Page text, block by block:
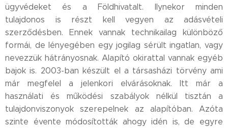
ügyvédeket és a Földhivatalt. Ilynekor minden
tulajdonos is részt kell vegyen az adásvételi
szerződésben. Ennek vannak technikailag különböző
formái, de lényegében egy jogilag sérült ingatlan, vagy
nevezzük hátrányosnak. Alapító okirattal vannak egyéb
bajok is. 2003-ban készült el a társasházi törvény ami
már megfelel a jelenkori elvárásoknak. Itt már a
használati és működési szabályok nélkül tisztán a
tulajdonviszonyok szerepelnek az alapítóban. Azóta
szinte évente módosították ahogy idén is, de egyre